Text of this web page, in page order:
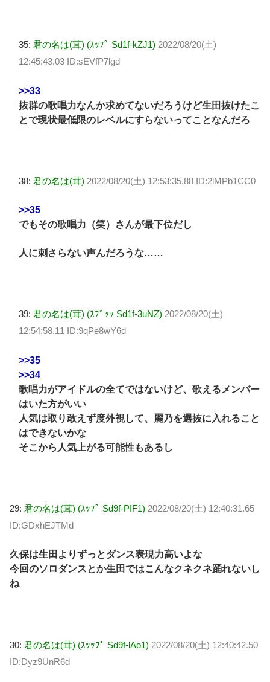
35: 君の名は(茸) (ｽｯﾌﾟ Sd1f-kZJ1) 2022/08/20(土)
12:45:43.03 ID:sEVfP7lgd
>>33
抜群の歌唱力なんか求めてないだろうけど生田抜けたこ
とで現状最低限のレベルにすらないってことなんだろ
38: 君の名は(茸) 2022/08/20(土) 12:53:35.88 ID:2lMPb1CC0
>>35
でもその歌唱力（笑）さんが最下位だし
人に刺さらない声んだろうな……
39: 君の名は(茸) (ｽﾌﾟｯｯ Sd1f-3uNZ) 2022/08/20(土)
12:54:58.11 ID:9qPe8wY6d
>>35
>>34
歌唱力がアイドルの全てではないけど、歌えるメンバー
はいた方がいい
人気は取り敢えず度外視して、麗乃を選抜に入れること
はできないかな
そこから人気上がる可能性もあるし
29: 君の名は(茸) (ｽｯﾌﾟ Sd9f-PIF1) 2022/08/20(土) 12:40:31.65
ID:GDxhEJTMd
久保は生田よりずっとダンス表現力高いよな
今回のソロダンスとか生田ではこんなクネクネ踊れないし
ね
30: 君の名は(茸) (ｽｯｯﾌﾟ Sd9f-lAo1) 2022/08/20(土) 12:40:42.50
ID:Dyz9UnR6d